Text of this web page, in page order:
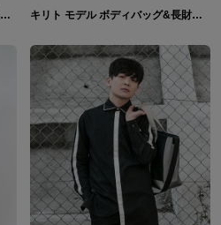
アスナ、シノン、ユウキ モデル 腕時計＆アウター ソードアート・オンライン キリト モデル ボディバッグ&長財布 ソードアート・オンライン